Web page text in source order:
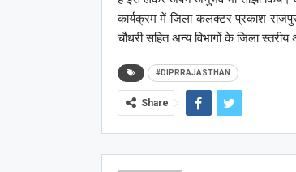
कार्यक्रम में जिला कलक्टर प्रकाश
चौधरी सहित अन्य विभागों के जिला स्तरीय
#DIPRRAJASTHAN
Share